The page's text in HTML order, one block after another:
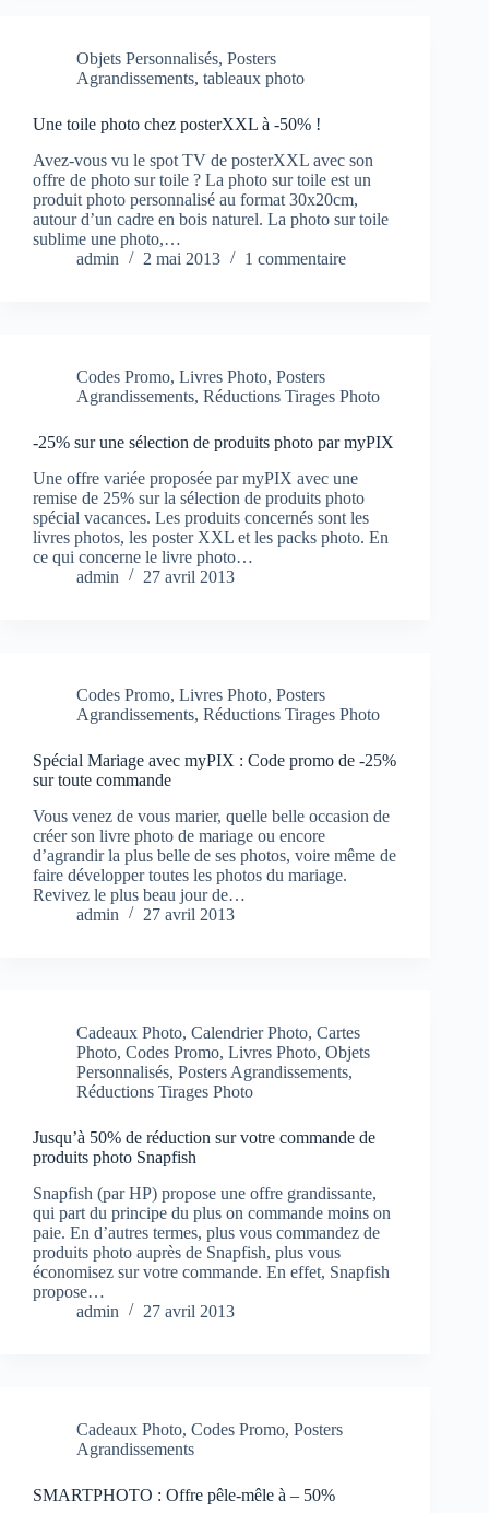
Objets Personnalisés, Posters
Agrandissements, tableaux photo
Une toile photo chez posterXXL à -50% !
Avez-vous vu le spot TV de posterXXL avec son
offre de photo sur toile ? La photo sur toile est un
produit photo personnalisé au format 30x20cm,
autour d’un cadre en bois naturel. La photo sur toile
sublime une photo,…
admin
2 mai 2013 1 commentaire
Codes Promo, Livres Photo, Posters
Agrandissements, Réductions Tirages Photo
-25% sur une sélection de produits photo par myPIX
Une offre variée proposée par myPIX avec une
remise de 25% sur la sélection de produits photo
spécial vacances. Les produits concernés sont les
livres photos, les poster XXL et les packs photo. En
ce qui concerne le livre photo…
admin
27 avril 2013
Codes Promo, Livres Photo, Posters
Agrandissements, Réductions Tirages Photo
Spécial Mariage avec myPIX : Code promo de -25%
sur toute commande
Vous venez de vous marier, quelle belle occasion de
créer son livre photo de mariage ou encore
d’agrandir la plus belle de ses photos, voire même de
faire développer toutes les photos du mariage.
Revivez le plus beau jour de…
admin
27 avril 2013
Cadeaux Photo, Calendrier Photo, Cartes
Photo, Codes Promo, Livres Photo, Objets
Personnalisés, Posters Agrandissements,
Réductions Tirages Photo
Jusqu’à 50% de réduction sur votre commande de
produits photo Snapfish
Snapfish (par HP) propose une offre grandissante,
qui part du principe du plus on commande moins on
paie. En d’autres termes, plus vous commandez de
produits photo auprès de Snapfish, plus vous
économisez sur votre commande. En effet, Snapfish
propose…
admin
27 avril 2013
Cadeaux Photo, Codes Promo, Posters
Agrandissements
SMARTPHOTO : Offre pêle-mêle à – 50%